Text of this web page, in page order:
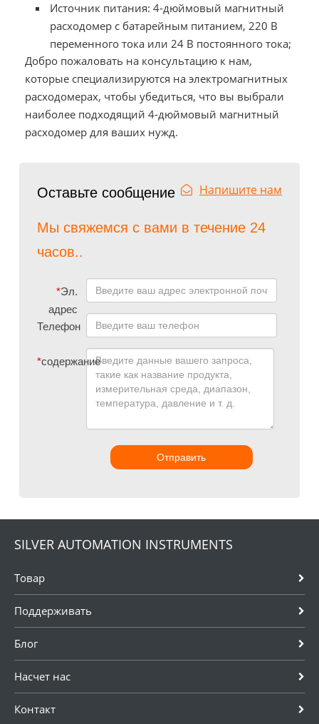
Источник питания: 4-дюймовый магнитный
расходомер с батарейным питанием, 220 В
переменного тока или 24 В постоянного тока;
Добро пожаловать на консультацию к нам,
которые специализируются на электромагнитных
расходомерах, чтобы убедиться, что вы выбрали
наиболее подходящий 4-дюймовый магнитный
расходомер для ваших нужд.
Оставьте сообщение Напишите нам
Мы свяжемся с вами в течение 24
часов..
*Эл.
адрес
Телефон
*содержание
Отправить
SILVER AUTOMATION INSTRUMENTS
Товар
Поддерживать
Блог
Насчет нас
Контакт